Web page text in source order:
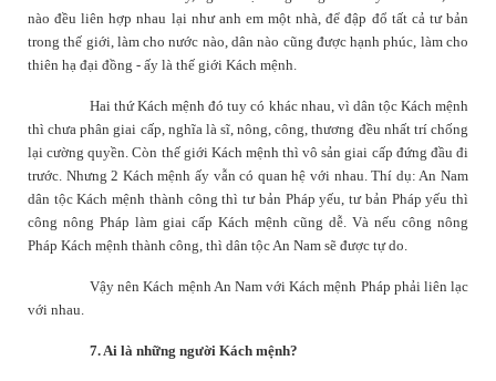
nào đều liên hợp nhau lại như anh em một nhà, để đập đổ tất cả tư bản
trong thế giới, làm cho nước nào, dân nào cũng được hạnh phúc, làm cho
thiên hạ đại đồng - ấy là thế giới Kách mệnh.
Hai thứ Kách mệnh đó tuy có khác nhau, vì dân tộc Kách mệnh
thì chưa phân giai cấp, nghĩa là sĩ, nông, công, thương đều nhất trí chống
lại cường quyền. Còn thế giới Kách mệnh thì vô sản giai cấp đứng đầu đi
trước. Nhưng 2 Kách mệnh ấy vẫn có quan hệ với nhau. Thí dụ: An Nam
dân tộc Kách mệnh thành công thì tư bản Pháp yếu, tư bản Pháp yếu thì
công nông Pháp làm giai cấp Kách mệnh cũng dễ. Và nếu công nông
Pháp Kách mệnh thành công, thì dân tộc An Nam sẽ được tự do.
Vậy nên Kách mệnh An Nam với Kách mệnh Pháp phải liên lạc
với nhau.
7. Ai là những người Kách mệnh?